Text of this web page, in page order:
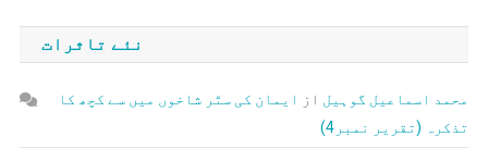
نئے تاثرات
محمد اسماعیل گوہیل از
ایمان کی ستّر شاخوں میں سے کچھ کا
تذکرہ (تقریر نمبر4)